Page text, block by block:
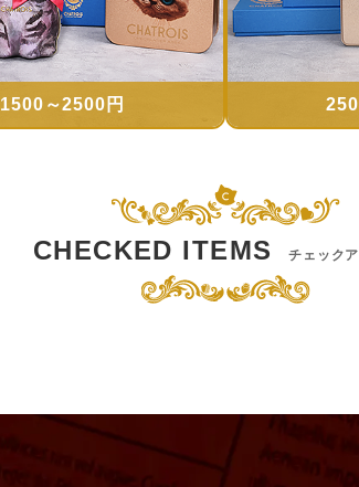
1500～2500円
CHECKED ITEMS チェック